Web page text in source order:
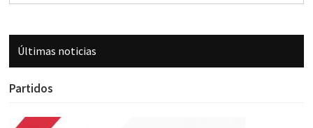
Últimas noticias
Partidos